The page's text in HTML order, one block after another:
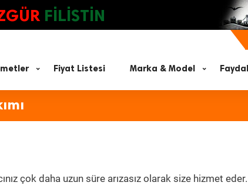
FİLİSTİN
Fiyat Listesi Marka & Model
çok daha uzun süre arızasız olarak size hizmet eder.